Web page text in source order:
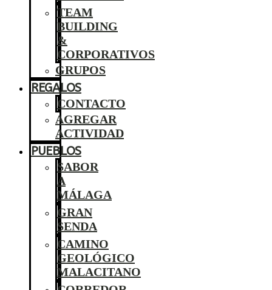
TEAM
BUILDING
&
CORPORATIVOS
GRUPOS
REGALOS
CONTACTO
AGREGAR
ACTIVIDAD
PUEBLOS
SABOR
A
MÁLAGA
GRAN
SENDA
CAMINO
GEOLÓGICO
MALACITANO